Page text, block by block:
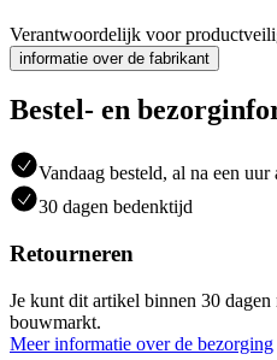
Verantwoordelijk voor
informatie over de fabrikant
Bestel- en
Vandaag besteld, al na een
30 dagen bedenktijd
Retourneren
Je kunt dit artikel binnen 30
bouwmarkt.
Meer informatie over de bezorging